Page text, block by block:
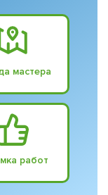
мастера
работ